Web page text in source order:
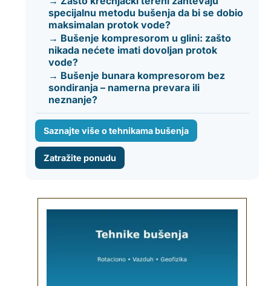
specijalnu metodu bušenja da bi se dobio
maksimalan protok vode?
→ Bušenje kompresorom u glini: zašto
nikada nećete imati dovoljan protok
vode?
→ Bušenje bunara kompresorom bez
sondiranja – namerna prevara ili
neznanje?
Saznajte više o tehnikama bušenja
Zatražite ponudu